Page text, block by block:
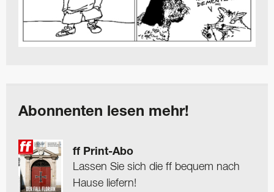
Abonnenten lesen mehr!
ff Print-Abo
Lassen Sie sich die ff bequem nach
Hause liefern!